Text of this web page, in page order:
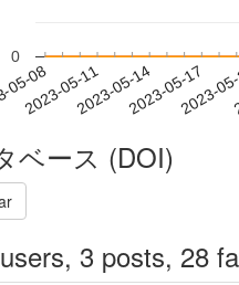
05-08
2023-05-112023-05-142023-05-17
2023-
0
ベース (DOI)
3 posts, 28